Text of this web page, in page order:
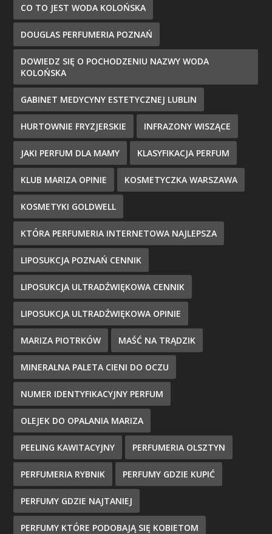
CO TO JEST WODA KOLOŃSKA
DOUGLAS PERFUMERIA POZNAŃ
DOWIEDZ SIĘ O POCHODZENIU NAZWY WODA
KOLOŃSKA
GABINET MEDYCYNY ESTETYCZNEJ LUBLIN
HURTOWNIE FRYZJERSKIE INFRAZONY WISZĄCE
JAKI PERFUM DLA MAMY KLASYFIKACJA PERFUM
KLUB MARIZA OPINIE KOSMETYCZKA WARSZAWA
KOSMETYKI GOLDWELL
KTÓRA PERFUMERIA INTERNETOWA NAJLEPSZA
LIPOSUKCJA POZNAŃ CENNIK
LIPOSUKCJA ULTRADŹWIĘKOWA CENNIK
LIPOSUKCJA ULTRADŹWIĘKOWA OPINIE
MARIZA PIOTRKÓW MAŚĆ NA TRĄDZIK
MINERALNA PALETA CIENI DO OCZU
NUMER IDENTYFIKACYJNY PERFUM
OLEJEK DO OPALANIA MARIZA
PEELING KAWITACYJNY PERFUMERIA OLSZTYN
PERFUMERIA RYBNIK PERFUMY GDZIE KUPIĆ
PERFUMY GDZIE NAJTANIEJ
PERFUMY KTÓRE PODOBAJĄ SIĘ KOBIETOM